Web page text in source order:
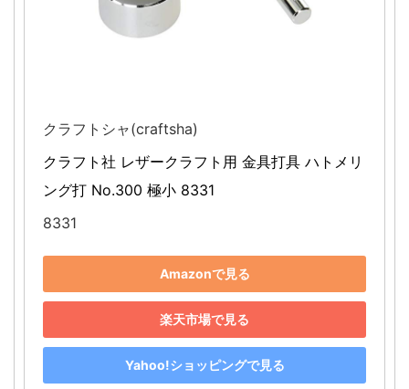
クラフトシャ(craftsha)
クラフト社 レザークラフト用 金具打具 ハトメリ
ング打 No.300 極小 8331
8331
Amazonで見る
楽天市場で見る
Yahoo!ショッピングで見る